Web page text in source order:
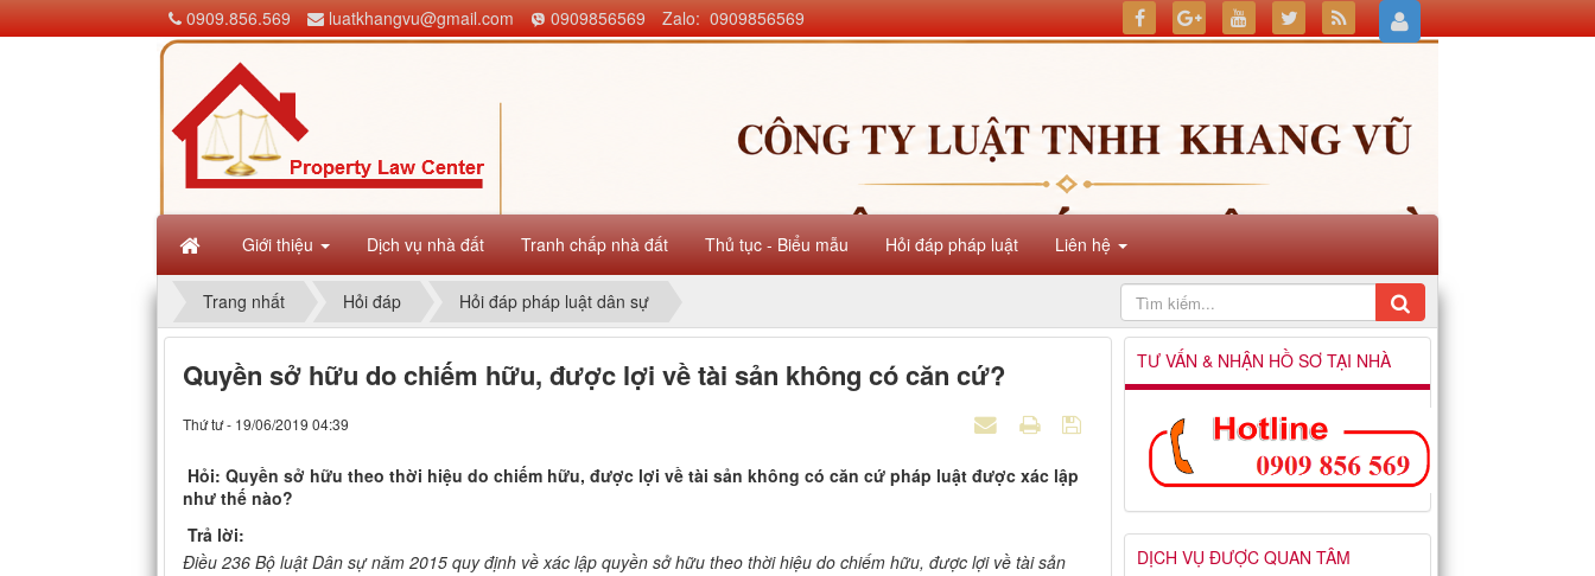
Giới thiệu Dịch vụ nhà đất Tranh chấp nhà đất Thủ tục - Biểu mẫu Hỏi đáp pháp luật Liên hệ
0909.856.569 luatkhangvu@gmail.com 0909856569 Zalo: 0909856569
Trang nhất Hỏi đáp Hỏi đáp pháp luật dân sự
Quyền sở hữu do chiếm hữu, được lợi về tài sản không có căn cứ?
Thứ tư - 19/06/2019 04:39
Hỏi: Quyền sở hữu theo thời hiệu do chiếm hữu, được lợi về tài sản không có căn cứ pháp luật được xác lập
như thế nào?
Trả lời:
Điều 236 Bộ luật Dân sự năm 2015 quy định về xác lập quyền sở hữu theo thời hiệu do chiếm hữu, được lợi về tài sản
TƯ VẤN & NHẬN HỒ SƠ TẠI NHÀ
DỊCH VỤ ĐƯỢC QUAN TÂM